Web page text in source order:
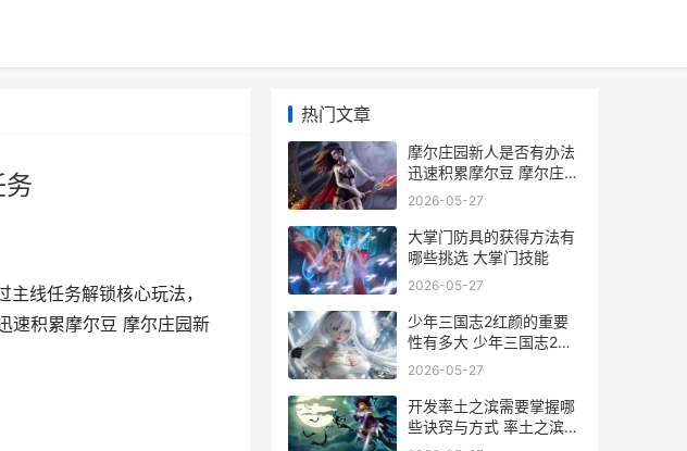
线任务解锁核心玩法，
速积累摩尔豆 摩尔庄园新
热门文章
摩尔庄园新人是否有办法
迅速积累摩尔豆 摩尔庄园
新人任务
2026-05-27
大掌门防具的获得方法有
哪些挑选 大掌门技能
2026-05-27
少年三国志2红颜的重要
性有多大 少年三国志2红
颜貂蝉泡温泉
2026-05-27
开发率土之滨需要掌握哪
些诀窍与方式 率土之滨开
发提升几级